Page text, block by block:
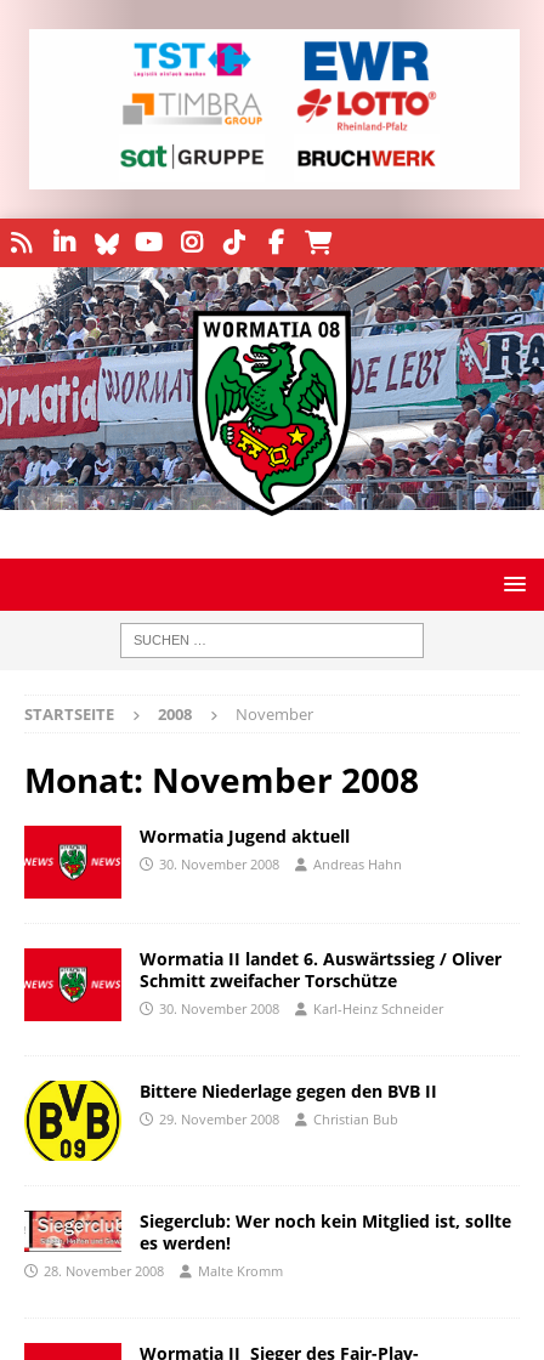
STARTSEITE 2008 November
Monat: November 2008
Wormatia Jugend aktuell
30. November 2008 Andreas Hahn
Wormatia II landet 6. Auswärtssieg / Oliver
Schmitt zweifacher Torschütze
30. November 2008 Karl-Heinz Schneider
Bittere Niederlage gegen den BVB II
29. November 2008 Christian Bub
Siegerclub: Wer noch kein Mitglied ist, sollte
es werden!
28. November 2008 Malte Kromm
Wormatia II  Sieger des Fair-Play-